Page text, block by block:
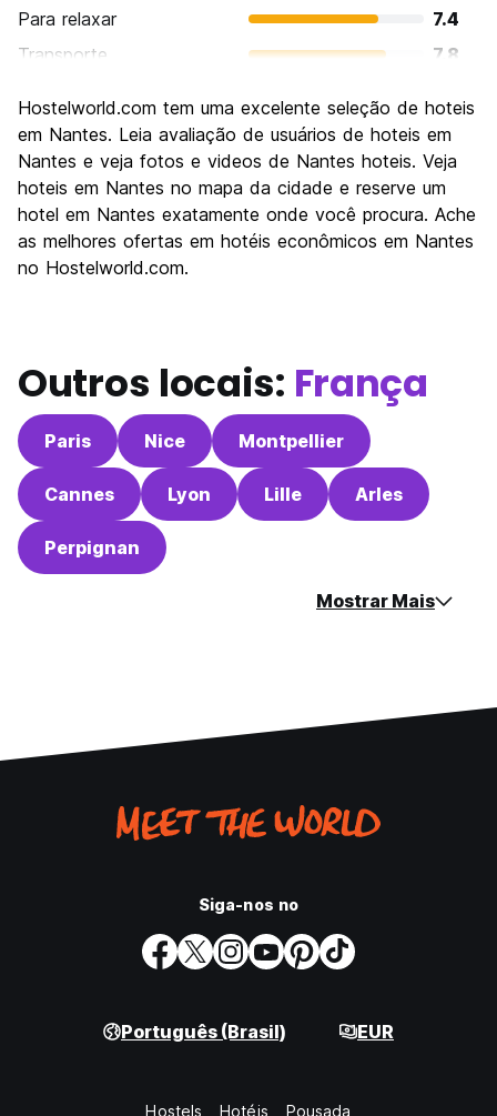
Para relaxar
7.4
Transporte
7.8
Cultura
8.0
Festas / vida noturna
6.8
Custo-beneficio
6.8
Hostelworld.com tem uma excelente seleção de hoteis
em Nantes. Leia avaliação de usuários de hoteis em
Nantes e veja fotos e videos de Nantes hoteis. Veja
hoteis em Nantes no mapa da cidade e reserve um
hotel em Nantes exatamente onde você procura. Ache
as melhores ofertas em hotéis econômicos em Nantes
no Hostelworld.com.
Outros locais: França
Paris Nice Montpellier
Cannes Lyon Lille Arles
Perpignan
Mostrar Mais
Siga-nos no
Português (Brasil) EUR
Hostels Hotéis Pousada